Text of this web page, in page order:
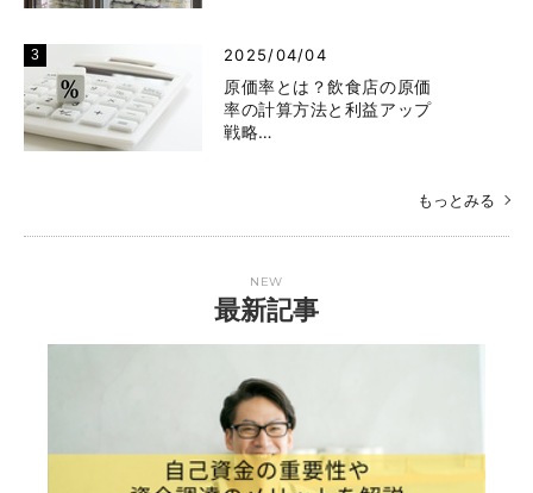
2025/04/04
原価率とは？飲食店の原価
率の計算方法と利益アップ
戦略…
もっとみる
NEW
最新記事